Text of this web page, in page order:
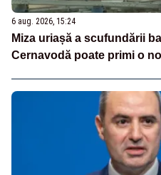
6 aug. 2026, 15:24
Miza uriașă a scufundării
Cernavodă poate primi o